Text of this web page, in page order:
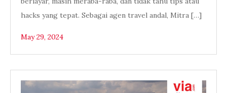
hacks yang tepat. Sebagai agen travel andal, Mitra […]
May 29, 2024